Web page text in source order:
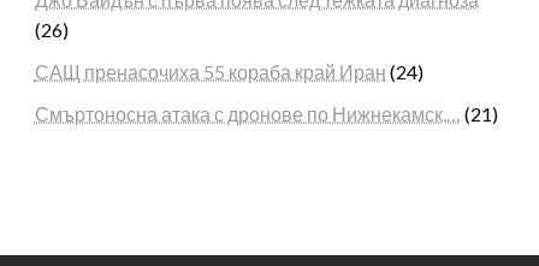
(26)
САЩ пренасочиха 55 кораба край Иран (24)
Смъртоносна атака с дронове по Нижнекамск,…
(21)